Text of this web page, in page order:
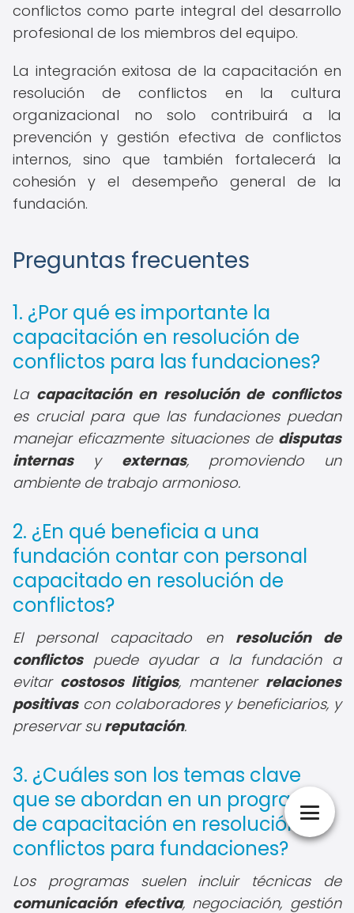
conflictos como parte integral del desarrollo
profesional de los miembros del equipo.
La integración exitosa de la capacitación en
resolución de conflictos en la cultura
organizacional no solo contribuirá a la
prevención y gestión efectiva de conflictos
internos, sino que también fortalecerá la
cohesión y el desempeño general de la
fundación.
Preguntas frecuentes
1. ¿Por qué es importante la
capacitación en resolución de
conflictos para las fundaciones?
La capacitación en resolución de conflictos
es crucial para que las fundaciones puedan
manejar eficazmente situaciones de disputas
internasy externas, promoviendo un
ambiente de trabajo armonioso.
2. ¿En qué beneficia a una
fundación contar con personal
capacitado en resolución de
conflictos?
El personal capacitado en resolución de
conflictospuede ayudar a la fundación a
evitar costosos litigios, mantener relaciones
positivascon colaboradores y beneficiarios, y
preservar sureputación.
3. ¿Cuáles son los temas clave
que se abordan en un programa
de capacitación en resolución de
conflictos para fundaciones?
Los programas suelen incluir técnicas de
comunicación efectiva, negociación, gestión